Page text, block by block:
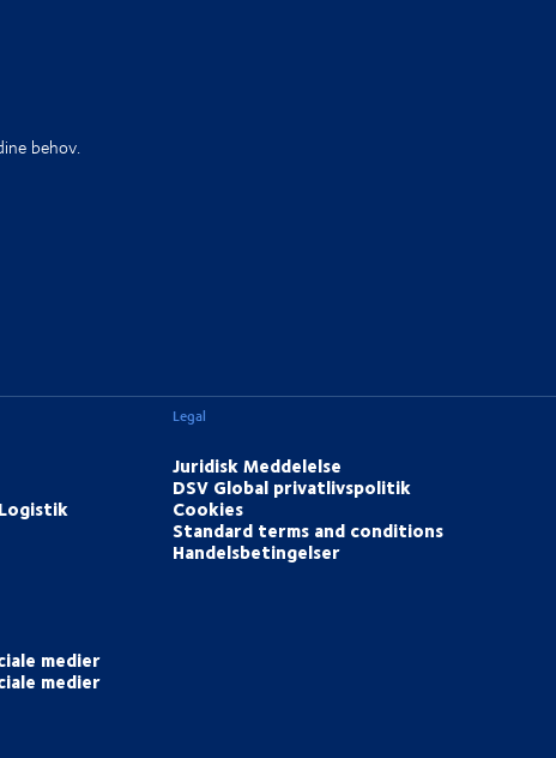
behov.
medier
medier
Legal
Juridisk Meddelelse
DSV Global privatlivspolitik
Cookies
Standard terms and conditions
Handelsbetingelser